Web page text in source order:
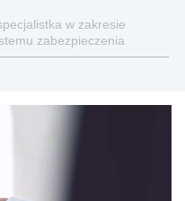
w zakresie
zabezpieczenia